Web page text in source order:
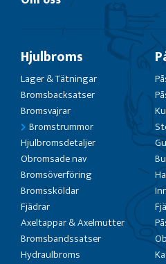
Hjulbroms
Lager & Tätningar
Bromsbacksatser
Bromsvajrar
Bromstrummor
Hjulbromsdetaljer
Obromsade nav
Bromsöverföring
Bromssköldar
Fjädrar
Axeltappar & Axelmutter
Bromsbandssatser
Hydraulbroms